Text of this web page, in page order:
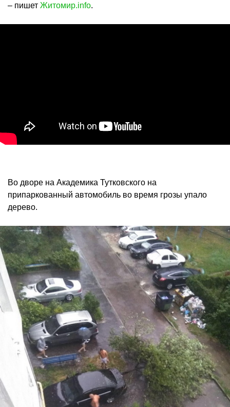
– пишет Житомир.info.
Во дворе на Академика Тутковского на
припаркованный автомобиль во время грозы упало
дерево.